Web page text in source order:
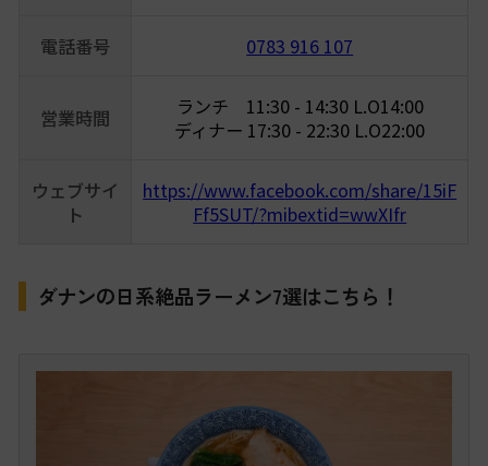
電話番号 0783 916 107
営業時間
ランチ 11:30 - 14:30 L.O14:00
ディナー 17:30 - 22:30 L.O22:00
ウェブサイ
ト
https://www.facebook.com/share/15iF
Ff5SUT/?mibextid=wwXIfr
ダナンの日系絶品ラーメン7選はこちら！